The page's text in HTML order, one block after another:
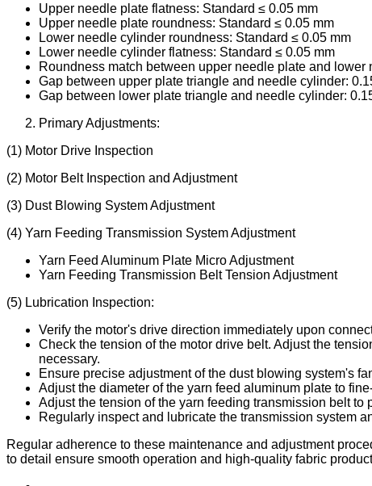
Upper needle plate flatness: Standard ≤ 0.05 mm
Upper needle plate roundness: Standard ≤ 0.05 mm
Lower needle cylinder roundness: Standard ≤ 0.05 mm
Lower needle cylinder flatness: Standard ≤ 0.05 mm
Roundness match between upper needle plate and
Gap between upper plate triangle and needle cylinder:
Gap between lower plate triangle and needle cylinder:
Primary Adjustments:
(1) Motor Drive Inspection
(2) Motor Belt Inspection and Adjustment
(3) Dust Blowing System Adjustment
(4) Yarn Feeding Transmission System Adjustment
Yarn Feed Aluminum Plate Micro Adjustment
Yarn Feeding Transmission Belt Tension Adjustment
(5) Lubrication Inspection:
Verify the motor's drive direction immediately upon
Check the tension of the motor drive belt. Adjust the
necessary.
Ensure precise adjustment of the dust blowing system's
Adjust the diameter of the yarn feed aluminum plate to
Adjust the tension of the yarn feeding transmission belt
Regularly inspect and lubricate the transmission system
Regular adherence to these maintenance and adjustment
to detail ensure smooth operation and high-quality fabric